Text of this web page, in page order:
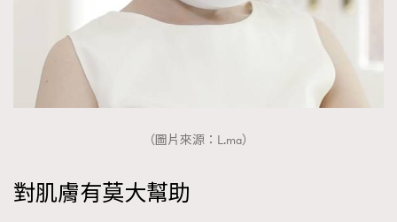
TRENDING
AFrenchMind
DressLikeAParisienne
EmpowerF
FigaroAesthetic
（圖片來源：L.ma）
對肌膚有莫大幫助